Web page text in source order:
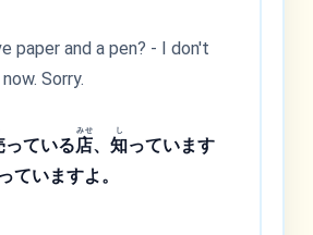
paper and a pen? - I don't
Sorry.
っている店
みせ
、知
し
っています
っていますよ。